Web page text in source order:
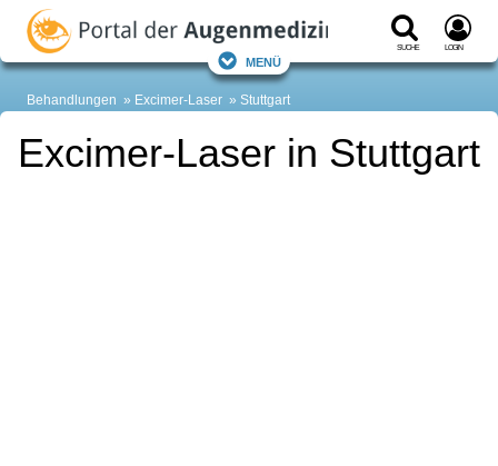
Suche Login
Menü
Behandlungen Excimer-Laser Stuttgart
Excimer-Laser in Stuttgart